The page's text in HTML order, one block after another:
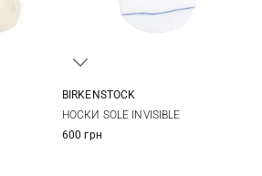
BIRKENSTOCK
НОСКИ SOLE INVISIBLE
600 грн